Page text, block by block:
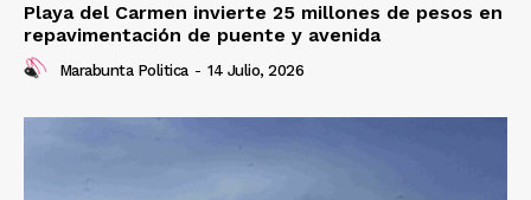
Playa del Carmen invierte 25 millones de pesos en
repavimentación de puente y avenida
Marabunta Politica - 14 Julio, 2026